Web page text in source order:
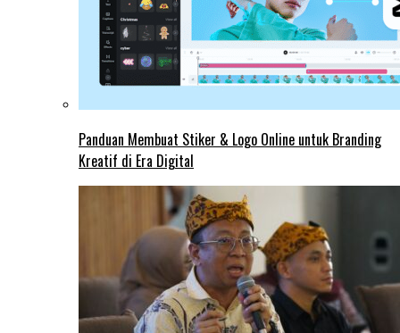
Panduan Membuat Stiker & Logo Online untuk Branding
Kreatif di Era Digital